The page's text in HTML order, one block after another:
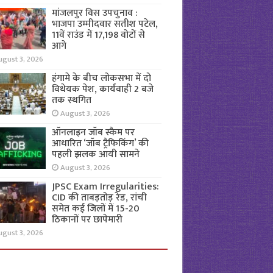
मांजलपुर विस उपचुनाव :
भाजपा उम्मीदवार सतीश पटेल,
11वें राउंड में 17,198 वोटों से
आगे
3, 2026
हंगामे के बीच लोकसभा में दो
विधेयक पेश, कार्यवाही 2 बजे
तक स्थगित
August 3, 2026
ऑनलाइन जॉब स्कैम पर
आधारित ‘जॉब ट्रैफिकिंग’ की
पहली झलक आयी सामने
August 3, 2026
JPSC Exam Irregularities:
CID की ताबड़तोड़ रेड, रांची
समेत कई जिलों में 15-20
ठिकानों पर छापेमारी
3, 2026